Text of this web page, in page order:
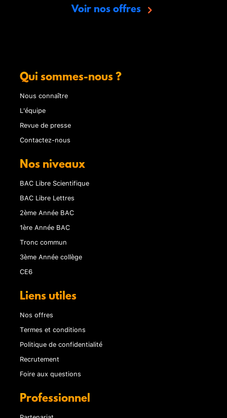
Voir nos offres
Qui sommes-nous ?
Nous connaître
L'équipe
Revue de presse
Contactez-nous
Nos niveaux
BAC Libre Scientifique
BAC Libre Lettres
2ème Année BAC
1ère Année BAC
Tronc commun
3ème Année collège
CE6
Liens utiles
Nos offres
Termes et conditions
Politique de confidentialité
Recrutement
Foire aux questions
Professionnel